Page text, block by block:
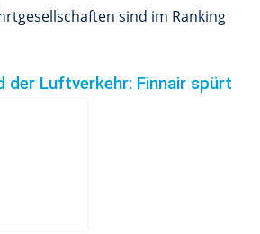
sind im Ranking
der Luftverkehr: Finnair spürt